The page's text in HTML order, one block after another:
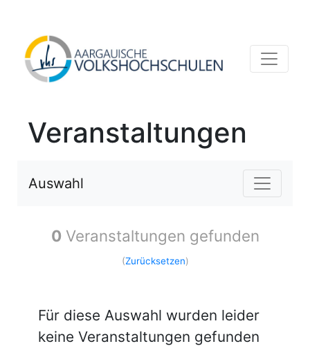
Veranstaltungen
Auswahl
0 Veranstaltungen gefunden
(Zurücksetzen)
Für diese Auswahl wurden leider
keine Veranstaltungen gefunden